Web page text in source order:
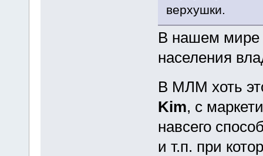
верхушки.
В нашем мире
населения
В МЛМ хоть
Kim, с
навсего
и т.п. при